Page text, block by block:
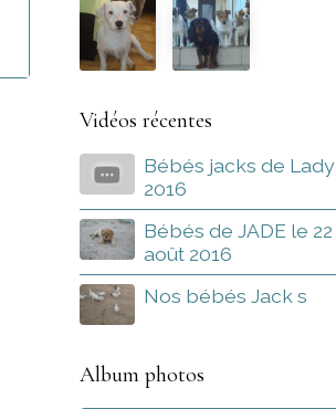
Vidéos récentes
Bébés jacks de Lady
2016
Bébés de JADE le 22
août 2016
Nos bébés Jack s
Album photos